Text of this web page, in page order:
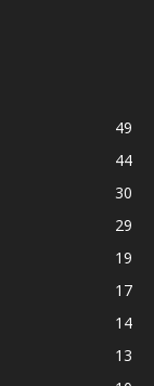
49
44
30
29
19
17
14
13